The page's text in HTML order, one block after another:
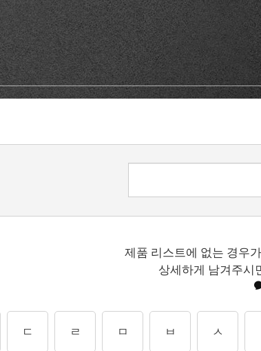
제품 리스트에 없는 경우
상세하게 남겨주시
ㄷ ㄹ ㅁ ㅂ ㅅ